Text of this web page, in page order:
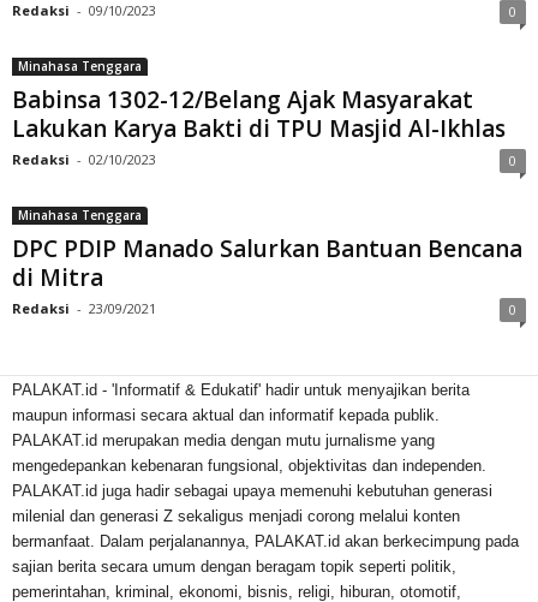
Redaksi - 09/10/2023 0
Minahasa Tenggara
Babinsa 1302-12/Belang Ajak Masyarakat
Lakukan Karya Bakti di TPU Masjid Al-Ikhlas
Redaksi - 02/10/2023 0
Minahasa Tenggara
DPC PDIP Manado Salurkan Bantuan Bencana
di Mitra
Redaksi - 23/09/2021 0
PALAKAT.id - 'Informatif & Edukatif' hadir untuk menyajikan berita
maupun informasi secara aktual dan informatif kepada publik.
PALAKAT.id merupakan media dengan mutu jurnalisme yang
mengedepankan kebenaran fungsional, objektivitas dan independen.
PALAKAT.id juga hadir sebagai upaya memenuhi kebutuhan generasi
milenial dan generasi Z sekaligus menjadi corong melalui konten
bermanfaat. Dalam perjalanannya, PALAKAT.id akan berkecimpung pada
sajian berita secara umum dengan beragam topik seperti politik,
pemerintahan, kriminal, ekonomi, bisnis, religi, hiburan, otomotif,